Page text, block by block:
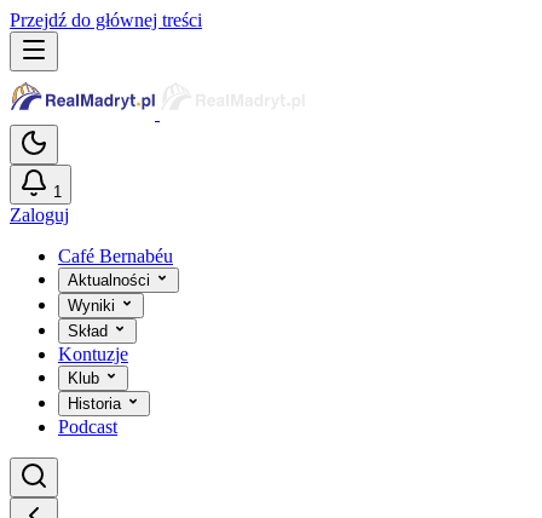
Przejdź do głównej treści
1
Zaloguj
Café Bernabéu
Aktualności
Wyniki
Skład
Kontuzje
Klub
Historia
Podcast